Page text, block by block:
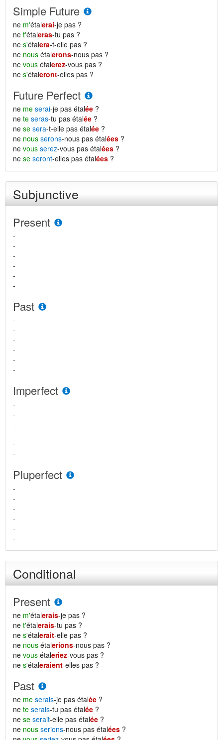
Simple Future
ne m'étalerai-je pas ?
ne t'étaleras-tu pas ?
ne s'étalera-t-elle pas ?
ne nous étalerons-nous pas ?
ne vous étalerez-vous pas ?
ne s'étaleront-elles pas ?
Future Perfect
ne me serai-je pas étalée ?
ne te seras-tu pas étalée ?
ne se sera-t-elle pas étalée ?
ne nous serons-nous pas étalées ?
ne vous serez-vous pas étalées ?
ne se seront-elles pas étalées ?
Subjunctive
Present
-
-
-
-
-
-
Past
-
-
-
-
-
-
Imperfect
-
-
-
-
-
-
Pluperfect
-
-
-
-
-
-
Conditional
Present
ne m'étalerais-je pas ?
ne t'étalerais-tu pas ?
ne s'étalerait-elle pas ?
ne nous étalerions-nous pas ?
ne vous étaleriez-vous pas ?
ne s'étaleraient-elles pas ?
Past
ne me serais-je pas étalée ?
ne te serais-tu pas étalée ?
ne se serait-elle pas étalée ?
ne nous serions-nous pas étalées ?